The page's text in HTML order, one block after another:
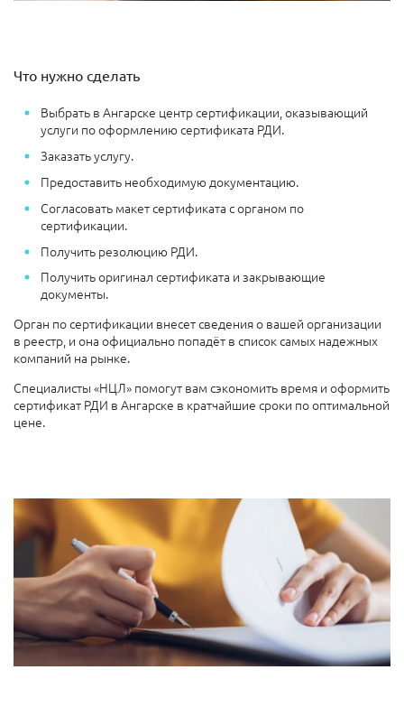
Что нужно сделать
Выбрать в Ангарске центр сертификации, оказывающий
услуги по оформлению сертификата РДИ.
Заказать услугу.
Предоставить необходимую документацию.
Согласовать макет сертификата с органом по
сертификации.
Получить резолюцию РДИ.
Получить оригинал сертификата и закрывающие
документы.
Орган по сертификации внесет сведения о вашей организации
в реестр, и она официально попадёт в список самых надежных
компаний на рынке.
Специалисты «НЦЛ» помогут вам сэкономить время и оформить
сертификат РДИ в Ангарске в кратчайшие сроки по оптимальной
цене.